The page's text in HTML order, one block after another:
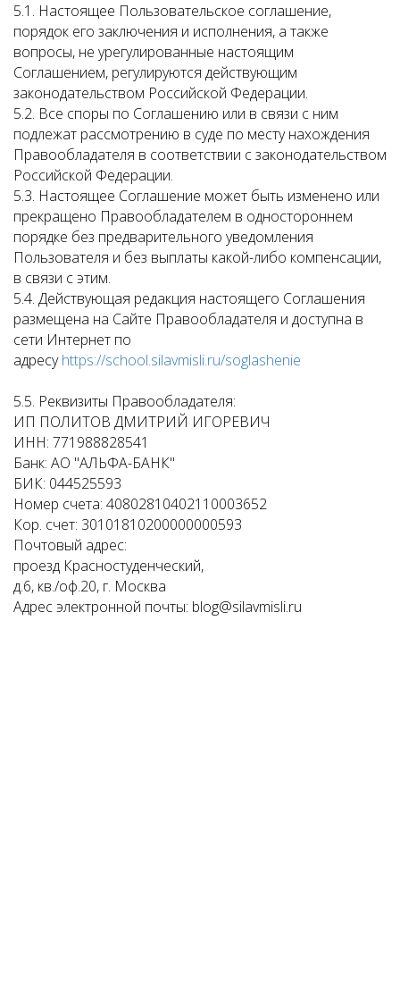
5.1. Настоящее Пользовательское соглашение,
порядок его заключения и исполнения, а также
вопросы, не урегулированные настоящим
Соглашением, регулируются действующим
законодательством Российской Федерации.
5.2. Все споры по Соглашению или в связи с ним
подлежат рассмотрению в суде по месту нахождения
Правообладателя в соответствии с законодательством
Российской Федерации.
5.3. Настоящее Соглашение может быть изменено или
прекращено Правообладателем в одностороннем
порядке без предварительного уведомления
Пользователя и без выплаты какой-либо компенсации,
в связи с этим.
5.4. Действующая редакция настоящего Соглашения
размещена на Сайте Правообладателя и доступна в
сети Интернет по
адресуhttps://school.silavmisli.ru/soglashenie
5.5. Реквизиты Правообладателя:
ИП ПОЛИТОВ ДМИТРИЙ ИГОРЕВИЧ
ИНН: 771988828541
Банк: АО "АЛЬФА-БАНК"
БИК: 044525593
Номер счета: 40802810402110003652
Кор. счет: 30101810200000000593
Почтовый адрес:
проезд Красностуденческий,
д.6, кв./оф.20, г. Москва
Адрес электронной почты: blog@silavmisli.ru